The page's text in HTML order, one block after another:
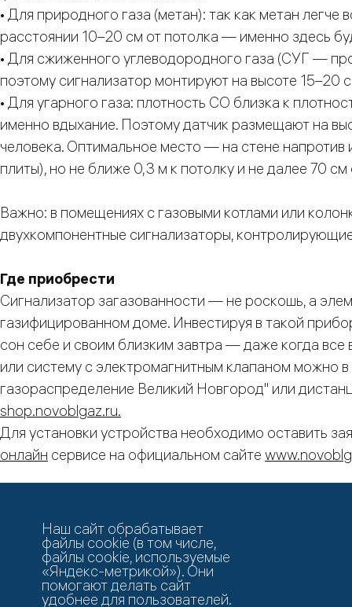
• Для природного газа (метан): так как метан легче
расстоянии 10–20 см от потолка — именно здесь
• Для сжиженного углеводородного газа (СУГ —
поэтому сигнализатор монтируют на высоте 15–20
• Для угарного газа: плотность СО близка к
именно вдыхание. Поэтому датчик размещают на
человека. Оптимальное место — на стене напротив
плиты), но не ближе 0,3 м к потолку и не далее 70
Важно: в помещениях с газовыми котлами или
двухкомпонентные сигнализаторы,
Где приобрести
Сигнализатор загазованности — не роскошь, а
газифицированном доме. Инвестируя в такой
сон себе и своим близким завтра — даже когда все
или систему с электромагнитным клапаном можно
газораспределение Великий Новгород" или
shop.novoblgaz.ru.
Для установки устройства необходимо оставить
онлайн сервисе на официальном сайте
Наш сайт обрабатывает
файлы cookie (в том числе,
файлы cookie, используемые
«Яндекс-метрикой»). Они
помогают делать сайт
удобнее для пользователей.